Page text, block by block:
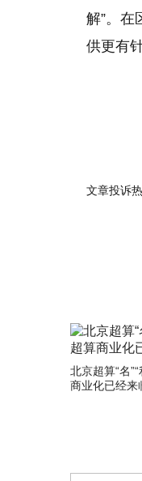
解”。在
供更有
文章投诉
北京超算“名
商业化已经来